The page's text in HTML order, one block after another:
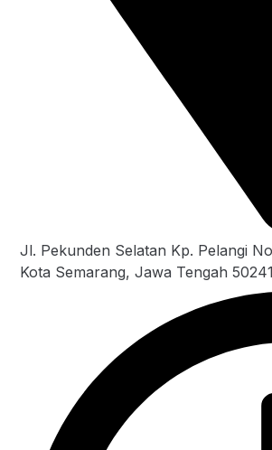
Jl. Pekunden Selatan Kp. Pelangi
Kota Semarang, Jawa Tengah 50241